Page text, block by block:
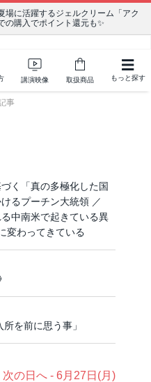
場に活躍するジェルクリーム「アク
購入でポイント還元も✨
降の日本の闇３ 〜日本の黒幕た
駐軍から始まったパチンコ利権
講演映像 取扱商品 もっと探す
事
く「真の多極化した国
るプーチン大統領 ／
中南米で起きている異
変わってきている
を前に思う事」
次の日へ - 6月27日(月)